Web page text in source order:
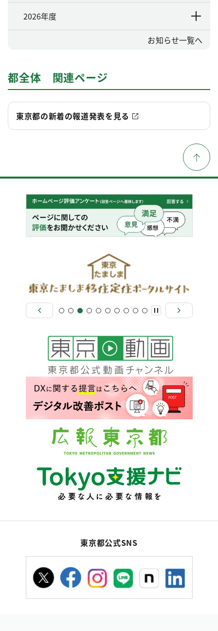
2026年度
お知らせ一覧へ
都全体 関連ページ
東京都の新着の報道発表を見る
東京都公式SNS